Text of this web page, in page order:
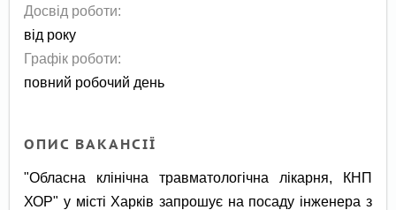
Досвід роботи:
від року
Графік роботи:
повний робочий день
ОПИС ВАКАНСІЇ
"Обласна клінічна травматологічна лікарня, КНП
ХОР" у місті Харків запрошує на посаду інженера з